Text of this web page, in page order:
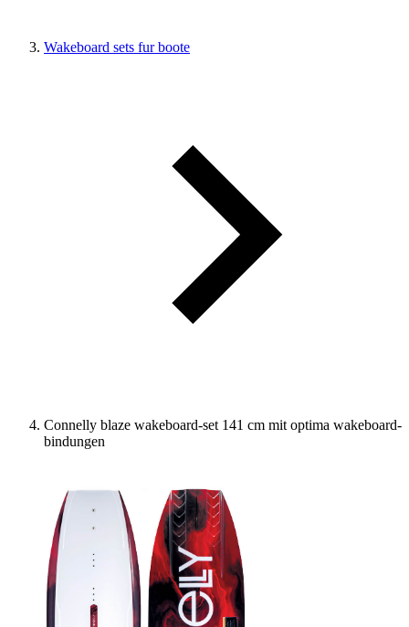
Wakeboard sets fur boote
Connelly blaze wakeboard-set 141 cm mit optima wakeboard-
bindungen